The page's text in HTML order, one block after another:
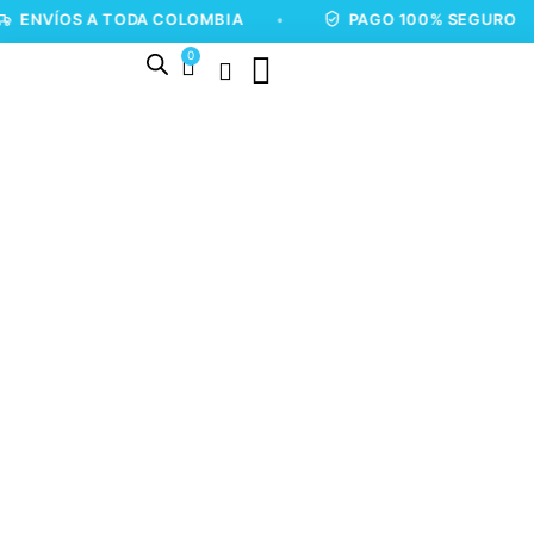
A TODA COLOMBIA • PAGO 100% SEGURO •
0